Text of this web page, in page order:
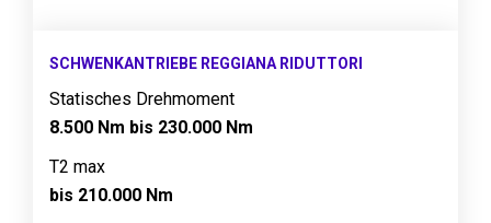
SCHWENKANTRIEBE REGGIANA RIDUTTORI
Statisches Drehmoment
8.500 Nm bis 230.000 Nm
T2 max
bis 210.000 Nm